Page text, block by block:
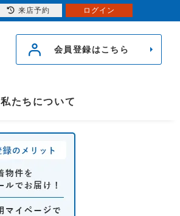
会員登録はこちら
私たちについて
来店予約 ログイン